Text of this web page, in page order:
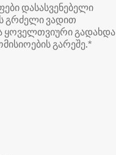
დასასვენებელი
გრძელი ვადით
ყოველთვიური გადახდა
გარეშე.*